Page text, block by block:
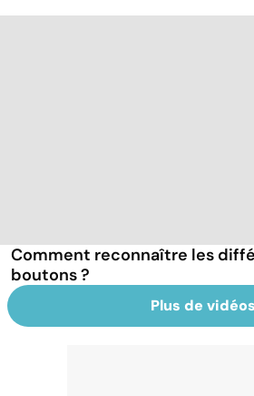
Comment reconnaître les
boutons ?
Plus de vidéos